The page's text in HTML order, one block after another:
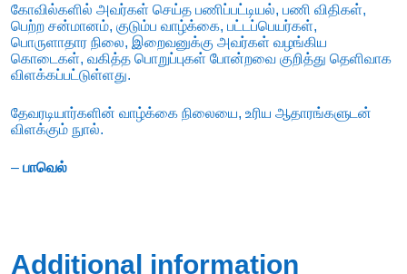
கோவில்களில் அவர்கள் செய்த பணிப்பட்டியல், பணி விதிகள்,
பெற்ற சன்மானம், குடும்ப வாழ்க்கை, பட்டப்பெயர்கள்,
பொருளாதார நிலை, இறைவனுக்கு அவர்கள் வழங்கிய
கொடைகள், வகித்த பொறுப்புகள் போன்றவை குறித்து தெளிவாக
விளக்கப்பட்டுள்ளது.
தேவரடியார்களின் வாழ்க்கை நிலையை, உரிய ஆதாரங்களுடன்
விளக்கும் நுால்.
– பாவெல்
Additional information